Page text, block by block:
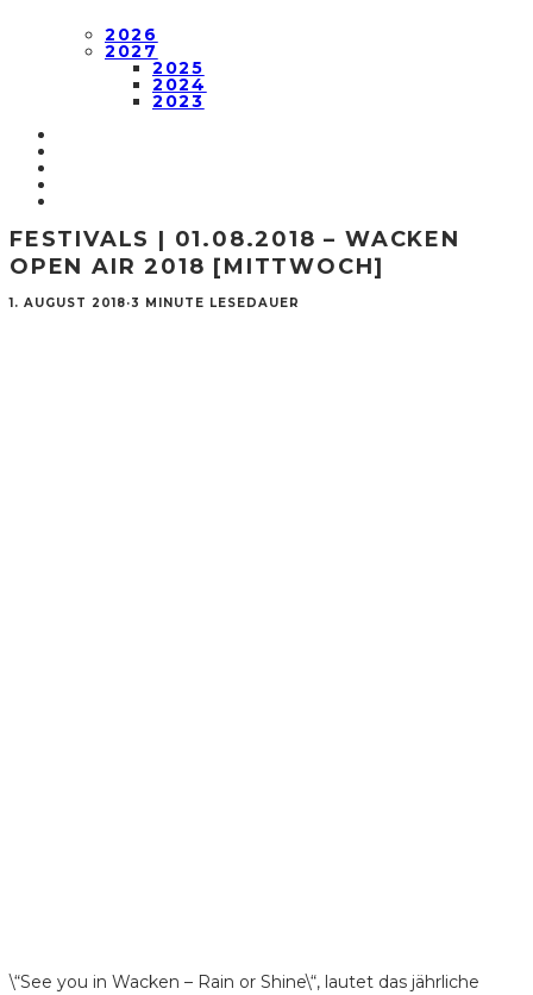
2026
2027
2025
2024
2023
FESTIVALS | 01.08.2018 – WACKEN
OPEN AIR 2018 [MITTWOCH]
1. AUGUST 2018·3 MINUTE LESEDAUER
\“See you in Wacken – Rain or Shine\“, lautet das jährliche